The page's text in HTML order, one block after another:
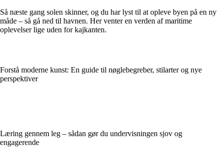
Så næste gang solen skinner, og du har lyst til at opleve byen på en ny
måde – så gå ned til havnen. Her venter en verden af maritime
oplevelser lige uden for kajkanten.
Forstå moderne kunst: En guide til nøglebegreber, stilarter og nye
perspektiver
Læring gennem leg – sådan gør du undervisningen sjov og
engagerende